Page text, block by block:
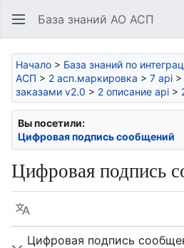
База знаний АО АСП
Начало > База знаний по
АСП > 2 асп.маркировка > 7 api >
заказами v2.0 > 2 описание api >
Вы посетили:
Цифровая подпись сообщений
Цифровая подпись
Язык
Цифровая подпись